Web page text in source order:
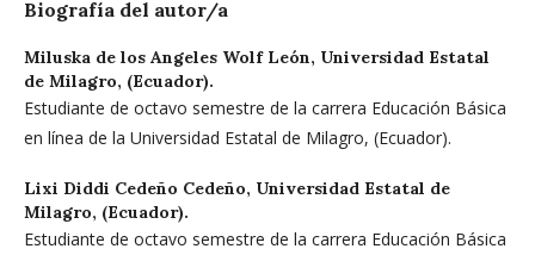
Biografía del autor/a
Miluska de los Angeles Wolf León, Universidad Estatal
de Milagro, (Ecuador).
Estudiante de octavo semestre de la carrera Educación Básica
en línea de la Universidad Estatal de Milagro, (Ecuador).
Lixi Diddi Cedeño Cedeño, Universidad Estatal de
Milagro, (Ecuador).
Estudiante de octavo semestre de la carrera Educación Básica